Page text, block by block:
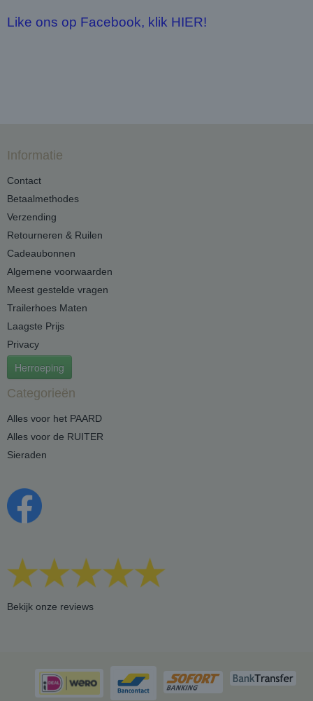
Like ons op Facebook, klik HIER!
Informatie
Contact
Betaalmethodes
Verzending
Retourneren & Ruilen
Cadeaubonnen
Algemene voorwaarden
Meest gestelde vragen
Trailerhoes Maten
Laagste Prijs
Privacy
Herroeping
Categorieën
Alles voor het PAARD
Alles voor de RUITER
Sieraden
Bekijk onze reviews